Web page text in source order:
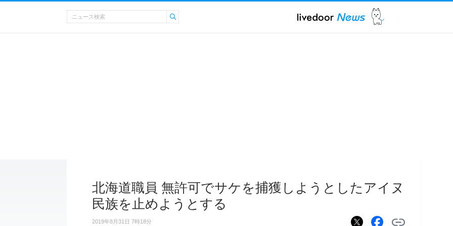
北海道職員 無許可でサケを捕獲しようとしたアイヌ
民族を止めようとする
2019年8月31日 7時18分